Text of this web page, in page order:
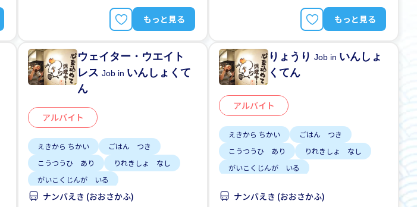
もっと見る もっと見る
ウェイター・ウエイト
レスJob in いんしょくて
ん
アルバイト
えきから ちかい
ごはん つき
こうつうひ あり
りれきしょ なし
がいこくじんが いる
りゅうがくせい かんげい
ナンバえき (おおさかふ)
りょうりJob in いんしょ
くてん
アルバイト
えきから ちかい
ごはん つき
こうつうひ あり
りれきしょ なし
がいこくじんが いる
しゅう2、3にち
じてんしゃ OK
ナンバえき (おおさかふ)